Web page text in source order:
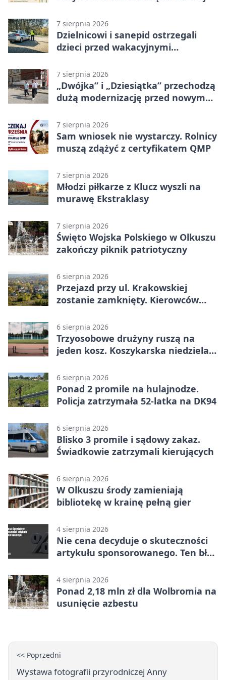
7 sierpnia 2026
Dzielnicowi i sanepid ostrzegali
dzieci przed wakacyjnymi
7 sierpnia 2026
„Dwójka” i „Dziesiątka” przechodzą
dużą modernizację przed nowym
7 sierpnia 2026
Sam wniosek nie wystarczy. Rolnicy
muszą zdążyć z certyfikatem QMP
7 sierpnia 2026
Młodzi piłkarze z Klucz wyszli na
murawę Ekstraklasy
7 sierpnia 2026
Święto Wojska Polskiego w Olkuszu
zakończy piknik patriotyczny
6 sierpnia 2026
Przejazd przy ul. Krakowskiej
zostanie zamknięty. Kierowców
6 sierpnia 2026
Trzyosobowe drużyny ruszą na
jeden kosz. Koszykarska niedziela
6 sierpnia 2026
Ponad 2 promile na hulajnodze.
Policja zatrzymała 52-latka na DK94
6 sierpnia 2026
Blisko 3 promile i sądowy zakaz.
Świadkowie zatrzymali kierujących
6 sierpnia 2026
W Olkuszu środy zamieniają
bibliotekę w krainę pełną gier
4 sierpnia 2026
Nie cena decyduje o skuteczności
artykułu sponsorowanego. Ten błąd
4 sierpnia 2026
Ponad 2,18 mln zł dla Wolbromia na
usunięcie azbestu
<< Poprzedni
Wystawa fotografii przyrodniczej Anny